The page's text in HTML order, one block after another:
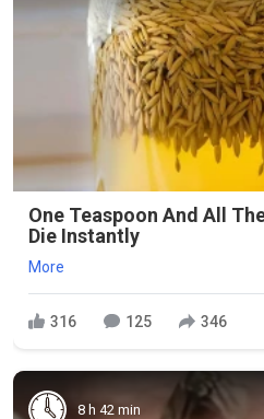
One Teaspoon And All
Die Instantly
More
316 125 346
8 h 42 min